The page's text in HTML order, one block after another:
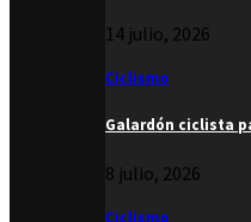
14 julio, 2026
Ciclismo
Galardón ciclista
8 julio, 2026
Ciclismo